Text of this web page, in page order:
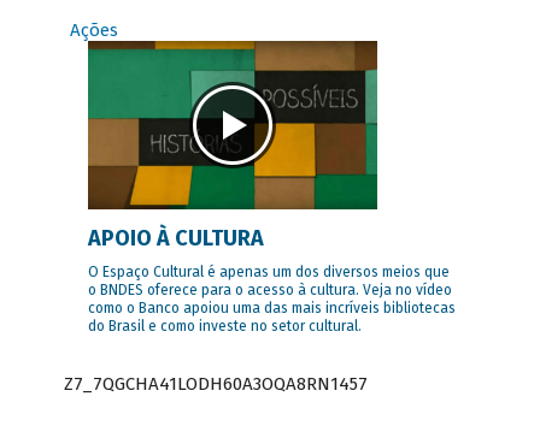
Ações
APOIO À CULTURA
O Espaço Cultural é apenas um dos diversos meios que
o BNDES oferece para o acesso à cultura. Veja no vídeo
como o Banco apoiou uma das mais incríveis bibliotecas
do Brasil e como investe no setor cultural.
Z7_7QGCHA41LODH60A3OQA8RN1457